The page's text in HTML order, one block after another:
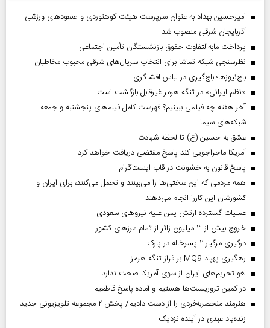
امیرحسین بهداد به عنوان سرپرست هیئت کوهنوردی و صعودهای ورزشی
آذربایجان شرقی منصوب شد
پرداخت مابه‌التفاوت حقوق بازنشستگان تأمین اجتماعی
نظرسنجی شبکه تماشا برای انتخاب سریال‌های شرقی محبوب مخاطبان
باج‌نیوزها؛ باج‌گیری در لباس افشاگری
«نظم ایرانی» در تنگه هرمز غیرقابل بازگشت است
آخر هفته چه فیلمی ببینیم؟ فهرست کامل فیلم‌های پنجشنبه و جمعه
شبکه‌های سیما
عشق به حسین (ع) تا لحظه شهادت
آمریکا ماجراجویی کند پاسخ مقتضی دریافت خواهد کرد
پاسخ قانون به خشونت در قاب اینستاگرام
همه مردمی که این سختی‌ها را می‌بینند و تحمل می‌کنند، برای ایران و
کشورشان این کاررا انجام می‌دهند
عملیات گسترده ارتش یمن علیه نیروهای سعودی
خروج بیش از ۳ میلیون زائر از تمام مرز‌های کشور
درگیری مرگبار ۲ پسرخاله در پارک
رهگیری پهپاد MQ9 بر فراز تنگه هرمز
لغو تحریم‌های ایران از سوی آمریکا صحت ندارد
در کمین تروریست‌ها هستیم و آماده پاسخ قاطعیم
هنرمند منحصر‌به‌فردی را از دست دادیم/ پخش ۲ مجموعه تلویزیونی جدید
زنده‌یاد عبدی در آینده نزدیک